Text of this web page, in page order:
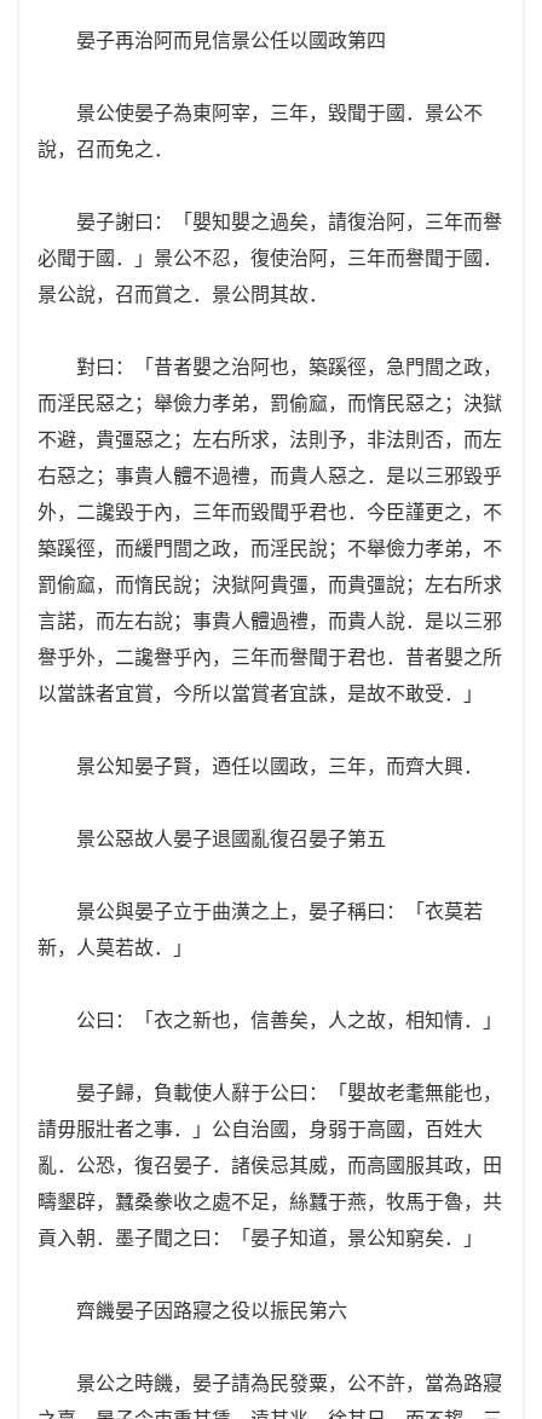
晏子再治阿而見信景公任以國政第四
景公使晏子為東阿宰，三年，毀聞于國．景公不
說，召而免之．
晏子謝曰：「嬰知嬰之過矣，請復治阿，三年而譽
必聞于國．」景公不忍，復使治阿，三年而譽聞于國．
景公說，召而賞之．景公問其故．
對曰：「昔者嬰之治阿也，築蹊徑，急門閭之政，
而淫民惡之；舉儉力孝弟，罰偷窳，而惰民惡之；決獄
不避，貴彊惡之；左右所求，法則予，非法則否，而左
右惡之；事貴人體不過禮，而貴人惡之．是以三邪毀乎
外，二讒毀于內，三年而毀聞乎君也．今臣謹更之，不
築蹊徑，而緩門閭之政，而淫民說；不舉儉力孝弟，不
罰偷窳，而惰民說；決獄阿貴彊，而貴彊說；左右所求
言諾，而左右說；事貴人體過禮，而貴人說．是以三邪
譽乎外，二讒譽乎內，三年而譽聞于君也．昔者嬰之所
以當誅者宜賞，今所以當賞者宜誅，是故不敢受．」
景公知晏子賢，迺任以國政，三年，而齊大興．
景公惡故人晏子退國亂復召晏子第五
景公與晏子立于曲潢之上，晏子稱曰：「衣莫若
新，人莫若故．」
公曰：「衣之新也，信善矣，人之故，相知情．」
晏子歸，負載使人辭于公曰：「嬰故老耄無能也，
請毋服壯者之事．」公自治國，身弱于高國，百姓大
亂．公恐，復召晏子．諸侯忌其威，而高國服其政，田
疇墾辟，蠶桑豢收之處不足，絲蠶于燕，牧馬于魯，共
貢入朝．墨子聞之曰：「晏子知道，景公知窮矣．」
齊饑晏子因路寢之役以振民第六
景公之時饑，晏子請為民發粟，公不許，當為路寢